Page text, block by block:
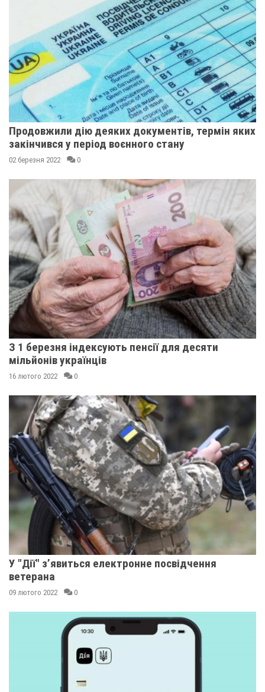
Продовжили дію деяких документів, термін яких
закінчився у період воєнного стану
02 березня 2022 0
З 1 березня індексують пенсії для десяти
мільйонів українців
16 лютого 2022 0
У "Дії" з’явиться електронне посвідчення
ветерана
09 лютого 2022 0